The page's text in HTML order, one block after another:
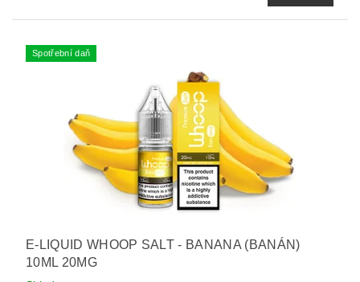
Spotřební daň
E-LIQUID WHOOP SALT - BANANA (BANÁN)
10ML 20MG